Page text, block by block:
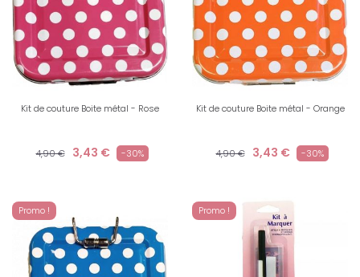
Kit de couture Boite métal - Rose
4,90 € 3,43 € -30%
Kit de couture Boite métal - Orange
4,90 € 3,43 € -30%
Promo ! Promo !